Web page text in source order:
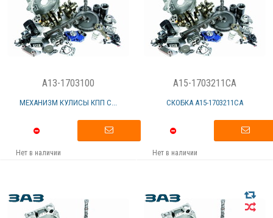
A13-1703100
МЕХАНИЗМ КУЛИСЫ КПП С...
Нет в наличии
A15-1703211CA
СКОБКА А15-1703211СА
Нет в наличии